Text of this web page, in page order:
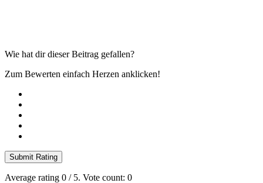
Wie hat dir dieser Beitrag gefallen?
Zum Bewerten einfach Herzen anklicken!
Submit Rating
Average rating 0 / 5. Vote count: 0